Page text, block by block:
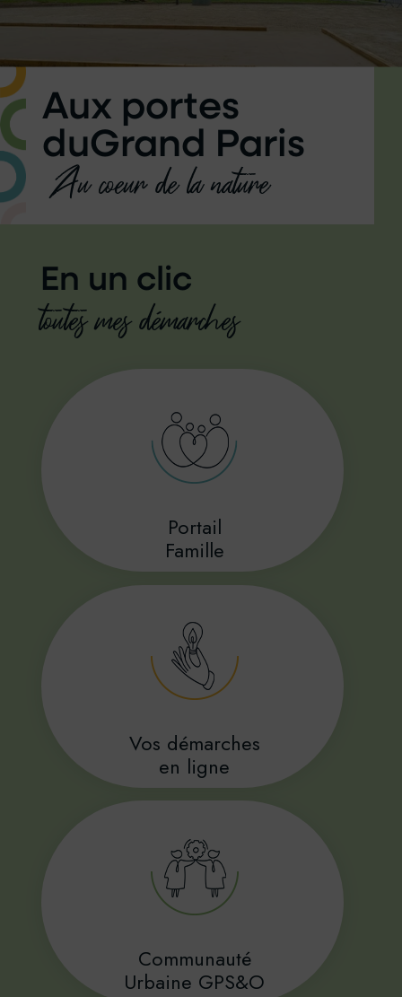
Aux portes
duGrand Paris
Au coeur de la nature
En un clic
toutes mes démarches
Portail
Famille
Vos démarches
en ligne
Communauté
Urbaine GPS&O